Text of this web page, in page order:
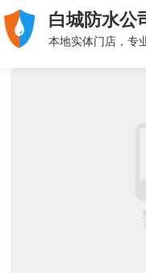
白城防水公
本地实体门店，专